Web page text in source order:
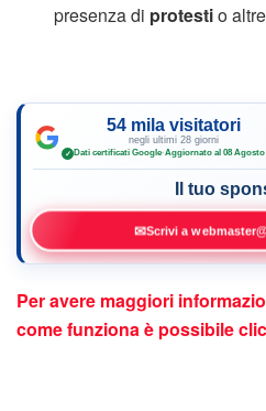
presenza di protestio
54 mila visitatori
negli ultimi 28 giorni
✓ Dati certificati Google·Aggiornato al 08 Agosto
Il tuo
✉Scrivi a
Per avere maggiori
come funziona è possibile